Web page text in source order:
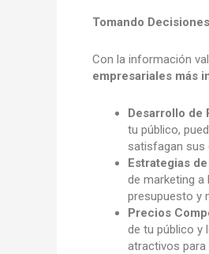
Tomando
Con la información
empresariales más
Desarrollo de
tu público,
satisfagan sus
Estrategias
de marketing
presupuesto y
Precios
de tu público y
atractivos para